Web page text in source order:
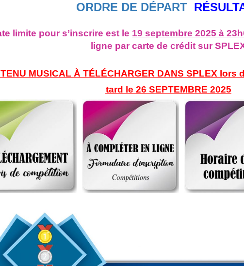
ORDRE DE DÉPART
limite pour s’inscrire est le 19 septembre 2025 à
ligne par carte de crédit sur
MUSICAL À TÉLÉCHARGER DANS SPLEX lors
tard le 26 SEPTEMBRE 2025